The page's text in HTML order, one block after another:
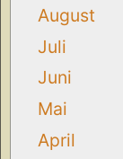
August
Juli
Juni
Mai
April